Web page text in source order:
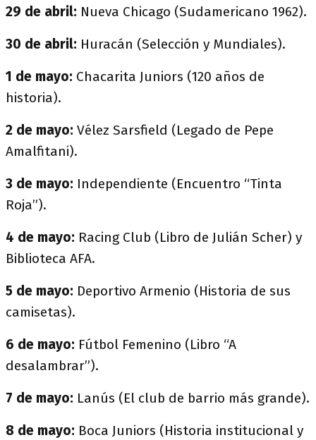
29 de abril: Nueva Chicago (Sudamericano 1962).
30 de abril: Huracán (Selección y Mundiales).
1 de mayo: Chacarita Juniors (120 años de
historia).
2 de mayo: Vélez Sarsfield (Legado de Pepe
Amalfitani).
3 de mayo: Independiente (Encuentro “Tinta
Roja”).
4 de mayo: Racing Club (Libro de Julián Scher) y
Biblioteca AFA.
5 de mayo: Deportivo Armenio (Historia de sus
camisetas).
6 de mayo: Fútbol Femenino (Libro “A
desalambrar”).
7 de mayo: Lanús (El club de barrio más grande).
8 de mayo: Boca Juniors (Historia institucional y